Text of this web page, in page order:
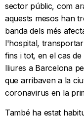
sector públic, com
aquests mesos han
banda dels més
l'hospital,
fins i tot, en el cas
lliures a Barcelona
que arribaven a la
coronavirus en la
També ha estat